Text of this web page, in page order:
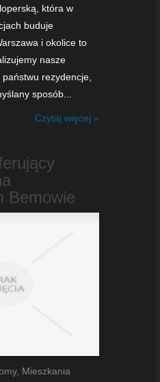
która w
buduje
i okolice to
nasze
rezydencje,
sposób...
Czytaj więcej »
Bemowie
Mieszkania